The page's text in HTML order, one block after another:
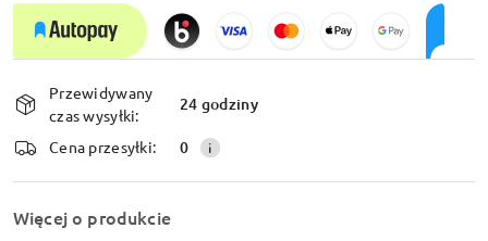
Dostępność
i
dostawa
Przewidywany
czas wysyłki:
24 godziny
Cena przesyłki: 0
Więcej o produkcie